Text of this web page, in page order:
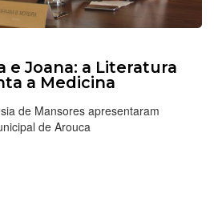
e Joana: a Literatura
a Medicina
de Mansores apresentaram
de Arouca